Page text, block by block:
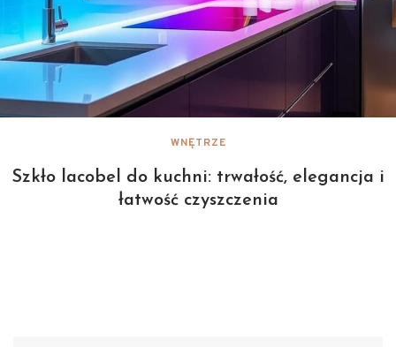
WNĘTRZE
Szkło lacobel do kuchni: trwałość, elegancja i
łatwość czyszczenia